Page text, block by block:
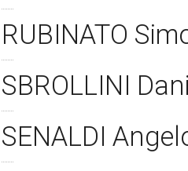
RUBINATO
SBROLLINI
SENALDI